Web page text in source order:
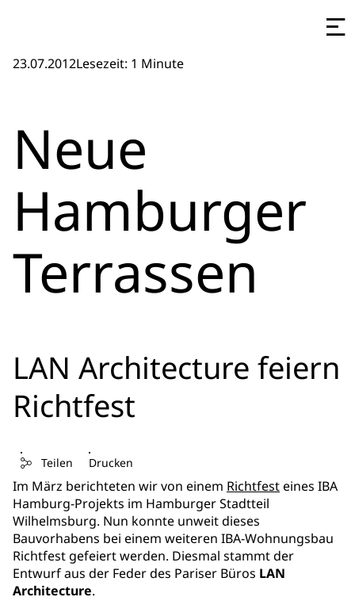
23.07.2012Lesezeit: 1 Minute
Neue
Hamburger
Terrassen
LAN Architecture feiern
Richtfest
Teilen Drucken
Im März berichteten wir von einem Richtfesteines IBA
Hamburg-Projekts im Hamburger Stadtteil
Wilhelmsburg. Nun konnte unweit dieses
Bauvorhabens bei einem weiteren IBA-Wohnungsbau
Richtfest gefeiert werden. Diesmal stammt der
Entwurf aus der Feder des Pariser Büros LAN
Architecture.